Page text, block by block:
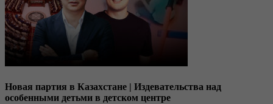
Новая партия в Казахстане | Издевательства над
особенными детьми в детском центре